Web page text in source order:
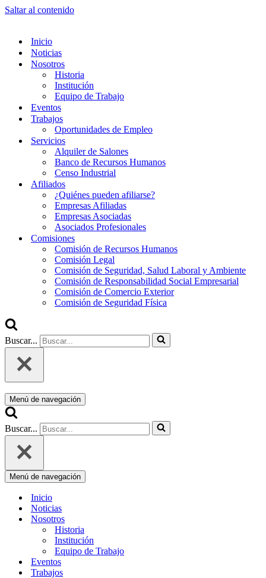
Saltar al contenido
Inicio
Noticias
Nosotros
Historia
Institución
Equipo de Trabajo
Eventos
Trabajos
Oportunidades de Empleo
Servicios
Alquiler de Salones
Banco de Recursos Humanos
Censo Industrial
Afiliados
¿Quiénes pueden afiliarse?
Empresas Afiliadas
Empresas Asociadas
Asociados Profesionales
Comisiones
Comisión de Recursos Humanos
Comisión Legal
Comisión de Seguridad, Salud Laboral y Ambiente
Comisión de Responsabilidad Social Empresarial
Comisión de Comercio Exterior
Comisión de Seguridad Física
Buscar...
Menú de navegación
Buscar...
Menú de navegación
Inicio
Noticias
Nosotros
Historia
Institución
Equipo de Trabajo
Eventos
Trabajos